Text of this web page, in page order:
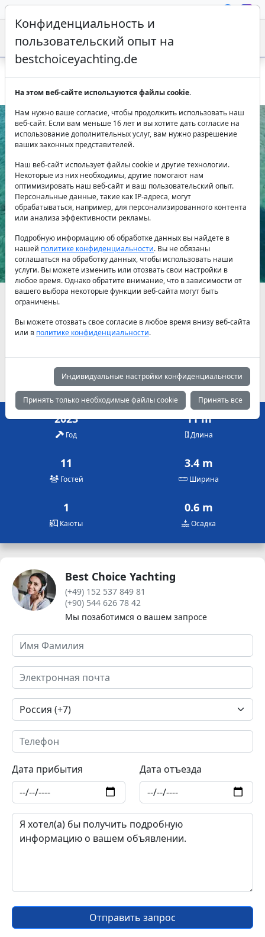
Катер Cea – 11м для дневных туров на Ибице, 11 человек
Previous Next
Наличие и актуальные цены по договоренности
Май
1,200 €
Июнь
1,500 €
Июль
1,800 € 1,500 € 1,200 €
2023
Год
11 m
Длина
11
Гостей
3.4 m
Ширина
1
Каюты
0.6 m
Осадка
Best Choice Yachting
(+49) 152 537 849 81
(+90) 544 626 78 42
Мы позаботимся о вашем запросе
Дата прибытия Дата отъезда
Отправить запрос
Конфиденциальность и
пользовательский опыт на
bestchoiceyachting.de
На этом веб-сайте используются файлы cookie.
Нам нужно ваше согласие, чтобы продолжить использовать наш
веб-сайт. Если вам меньше 16 лет и вы хотите дать согласие на
использование дополнительных услуг, вам нужно разрешение
ваших законных представителей.
Наш веб-сайт использует файлы cookie и другие технологии.
Некоторые из них необходимы, другие помогают нам
оптимизировать наш веб-сайт и ваш пользовательский опыт.
Персональные данные, такие как IP-адреса, могут
обрабатываться, например, для персонализированного контента
или анализа эффективности рекламы.
Подробную информацию об обработке данных вы найдете в
нашей политике конфиденциальности. Вы не обязаны
соглашаться на обработку данных, чтобы использовать наши
услуги. Вы можете изменить или отозвать свои настройки в
любое время. Однако обратите внимание, что в зависимости от
вашего выбора некоторые функции веб-сайта могут быть
ограничены.
Вы можете отозвать свое согласие в любое время внизу веб-сайта
или в политике конфиденциальности.
Индивидуальные настройки конфиденциальности
Принять только необходимые файлы cookie Принять все